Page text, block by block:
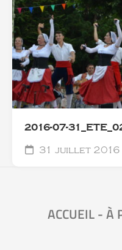
2016-07-
31 juillet 2016
ACCUEIL-À